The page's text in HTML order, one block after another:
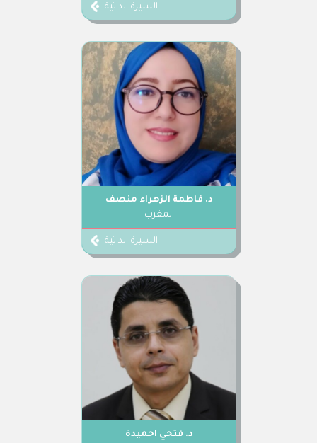
السيرة الذاتية
د. فاطمة الزهراء منصف
المغرب
السيرة الذاتية
د. فتحي احميدة